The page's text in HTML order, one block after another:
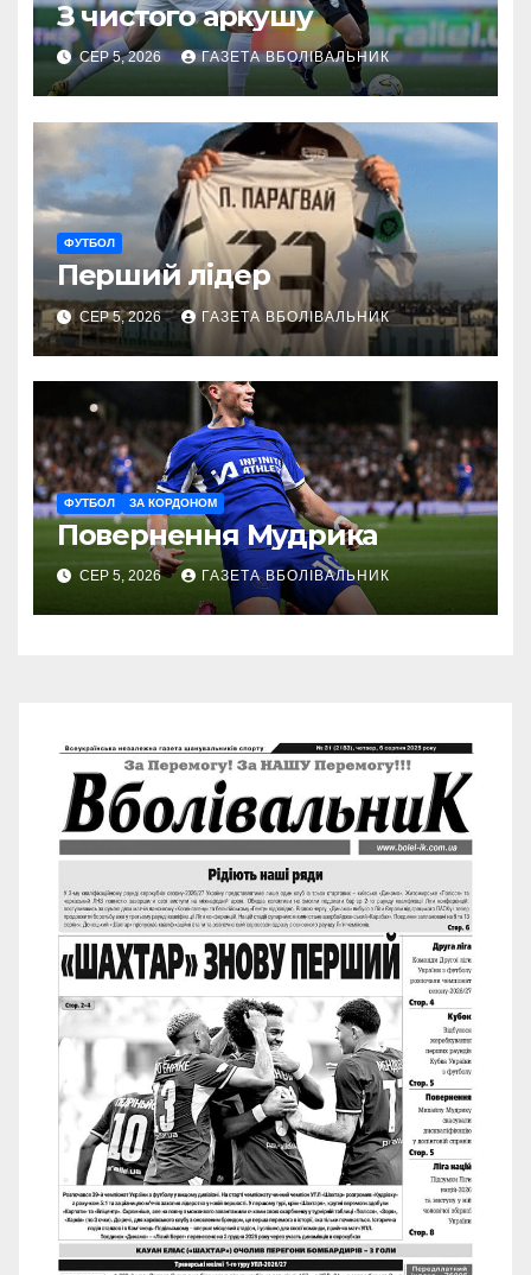
З чистого аркушу
СЕР 5, 2026 ГАЗЕТА ВБОЛІВАЛЬНИК
ФУТБОЛ
Перший лідер
СЕР 5, 2026 ГАЗЕТА ВБОЛІВАЛЬНИК
ФУТБОЛ ЗА КОРДОНОМ
Повернення Мудрика
СЕР 5, 2026 ГАЗЕТА ВБОЛІВАЛЬНИК